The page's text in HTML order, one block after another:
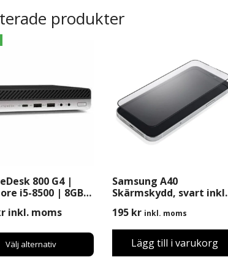
produkter
800 G4 |
i5-8500 | 8GB |
inkl. moms
Välj alternativ
Samsung A40
Skärmskydd, svart inkl.
195 kr inkl. moms
Lägg till i varukorg